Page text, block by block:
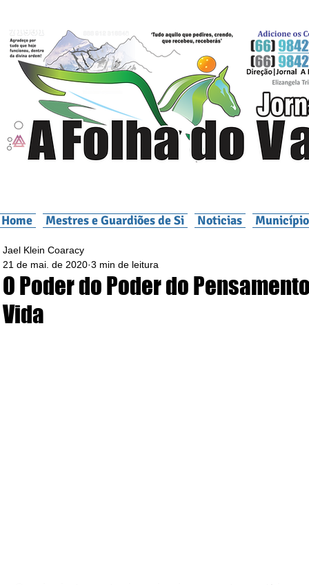
Home Mestres e Guardiões de Si Noticias
O Poder do Poder do
Vida
Jael Klein Coaracy
21 de mai. de 2020 3 min de leitura